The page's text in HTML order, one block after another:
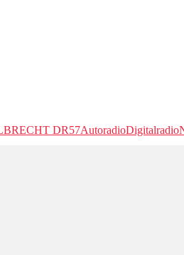
DR57AutoradioDigitalradio